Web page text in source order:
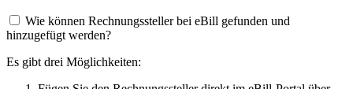
Wie können Rechnungssteller bei eBill gefunden und
hinzugefügt werden?
Es gibt drei Möglichkeiten: